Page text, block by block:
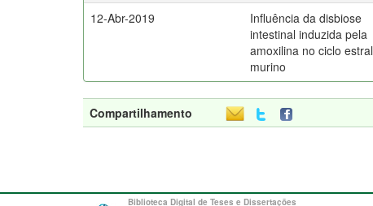
12-Abr-2019
Influência da disbiose
intestinal induzida pela
amoxilina no ciclo estral
murino
Compartilhamento
Biblioteca Digital de Teses e Dissertações